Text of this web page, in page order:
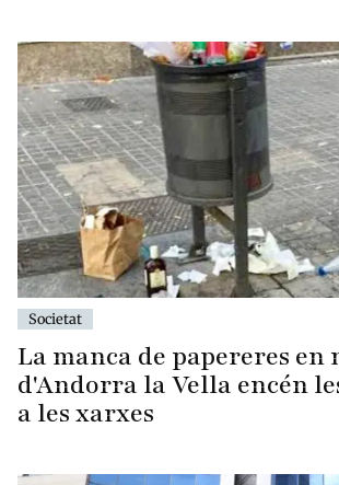
Societat
La manca de papereres en
d'Andorra la Vella encén
a les xarxes